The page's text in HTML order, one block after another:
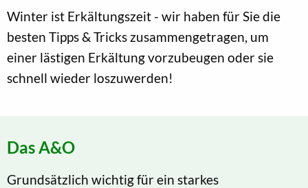
Winter ist Erkältungszeit - wir haben für Sie die
besten Tipps & Tricks zusammengetragen, um
einer lästigen Erkältung vorzubeugen oder sie
schnell wieder loszuwerden!
Das A&O
Grundsätzlich wichtig für ein starkes